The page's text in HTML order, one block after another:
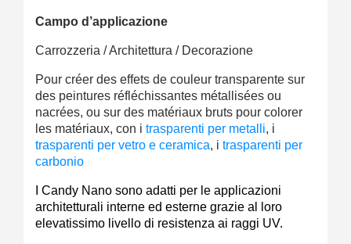
Campo d’applicazione
Carrozzeria / Architettura / Decorazione
Pour créer des effets de couleur transparente sur
des peintures réfléchissantes métallisées ou
nacrées, ou sur des matériaux bruts pour colorer
les matériaux, con i trasparenti per metalli, i
trasparenti per vetro e ceramica, i trasparenti per
carbonio
I Candy Nano sono adatti per le applicazioni
architetturali interne ed esterne grazie al loro
elevatissimo livello di resistenza ai raggi UV.